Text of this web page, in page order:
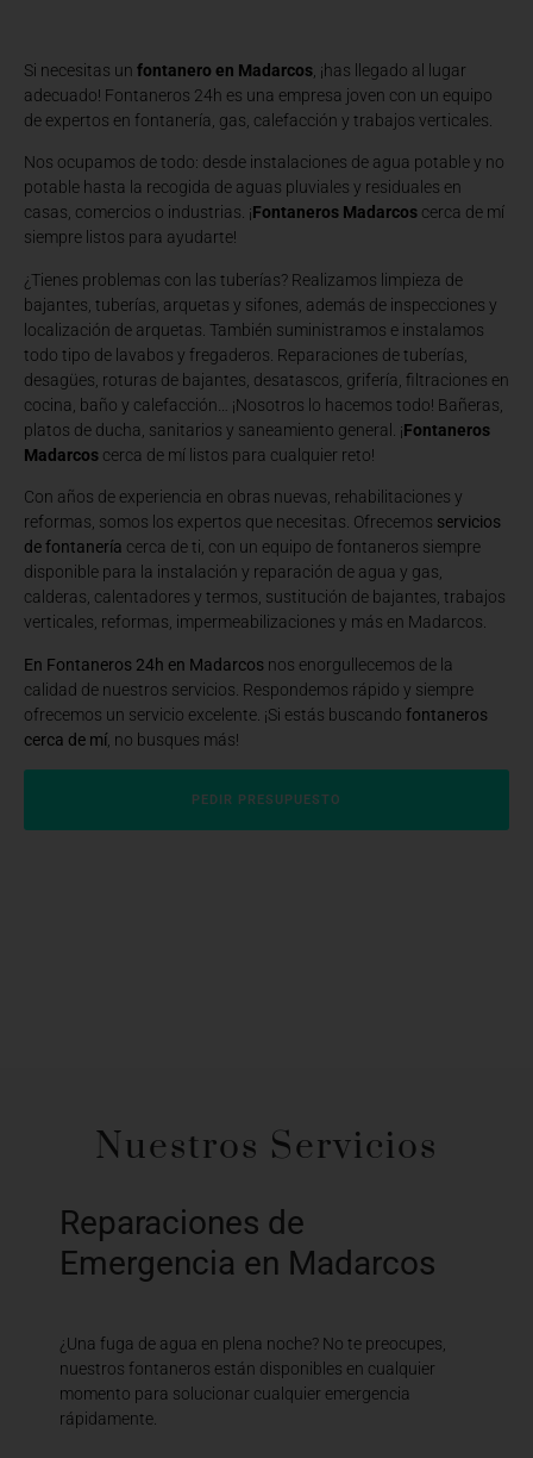
Si necesitas un fontanero en Madarcos , ¡has llegado al lugar
adecuado! Fontaneros 24h es una empresa joven con un equipo
de expertos en fontanería, gas, calefacción y trabajos verticales.
Nos ocupamos de todo: desde instalaciones de agua potable y no
potable hasta la recogida de aguas pluviales y residuales en
casas, comercios o industrias. ¡Fontaneros Madarcos cerca de mí
siempre listos para ayudarte!
¿Tienes problemas con las tuberías? Realizamos limpieza de
bajantes, tuberías, arquetas y sifones, además de inspecciones y
localización de arquetas. También suministramos e instalamos
todo tipo de lavabos y fregaderos. Reparaciones de tuberías,
desagües, roturas de bajantes, desatascos, grifería, filtraciones en
cocina, baño y calefacción… ¡Nosotros lo hacemos todo! Bañeras,
platos de ducha, sanitarios y saneamiento general. ¡Fontaneros
Madarcos cerca de mí listos para cualquier reto!
Con años de experiencia en obras nuevas, rehabilitaciones y
reformas, somos los expertos que necesitas. Ofrecemos servicios
de fontanería cerca de ti, con un equipo de fontaneros siempre
disponible para la instalación y reparación de agua y gas,
calderas, calentadores y termos, sustitución de bajantes, trabajos
verticales, reformas, impermeabilizaciones y más en Madarcos.
En Fontaneros 24h en Madarcos nos enorgullecemos de la
calidad de nuestros servicios. Respondemos rápido y siempre
ofrecemos un servicio excelente. ¡Si estás buscando fontaneros
cerca de mí , no busques más!
PEDIR PRESUPUESTO
Nuestros Servicios
Reparaciones de
Emergencia en Madarcos
¿Una fuga de agua en plena noche? No te preocupes,
nuestros fontaneros están disponibles en cualquier
momento para solucionar cualquier emergencia
rápidamente.